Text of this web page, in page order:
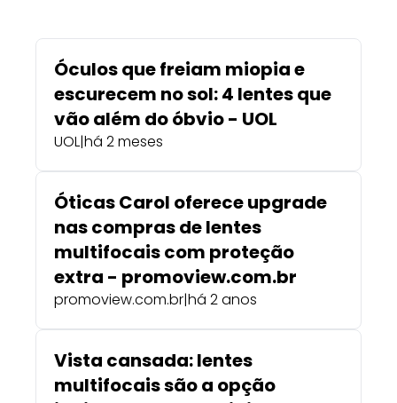
Óculos que freiam miopia e
escurecem no sol: 4 lentes que
vão além do óbvio - UOL
UOL|há 2 meses
Óticas Carol oferece upgrade
nas compras de lentes
multifocais com proteção
extra - promoview.com.br
promoview.com.br|há 2 anos
Vista cansada: lentes
multifocais são a opção